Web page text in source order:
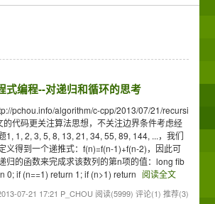
式编程--对递归和循环的思考
pchou.info/algorithm/c-cpp/2013/07/21/recursi
代码更关注算法思想，不关注边界条件考虑经
1, 1, 2, 3, 5, 8, 13, 21, 34, 55, 89, 144, ...，我们
义得到一个递推式：f(n)=f(n-1)+f(n-2)，因此可
归的函数来完成求该数列的第n项的值：long fib
0; if (n==1) return 1; if (n>1) return 阅读全文
07-21 17:21 P_CHOU 阅读(5999) 评论(1) 推荐(3)